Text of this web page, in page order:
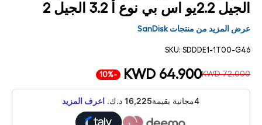
الجيل 2.2يو اس بي نوع أ 3.2 الجيل 2
عرض المزيد من منتجات SanDisk
SKU: SDDDE1-1T00-G46
KWD 72.000
KWD 64.900
-10%
4مجانية بقيمة 16,225 د.ك. اعرف المزيد